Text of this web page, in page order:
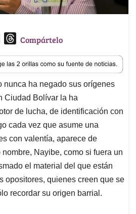
a
i
l
T
r
e
a
d
s
Compártelo
nunca ha negado sus orígenes
Ciudad Bolívar la ha
de lucha, de identificación con
cada vez que asume una
con valentía, aparece de
Nayibe, como si fuera un
el material del que están
opositores, quienes creen que se
recordar su origen barrial.